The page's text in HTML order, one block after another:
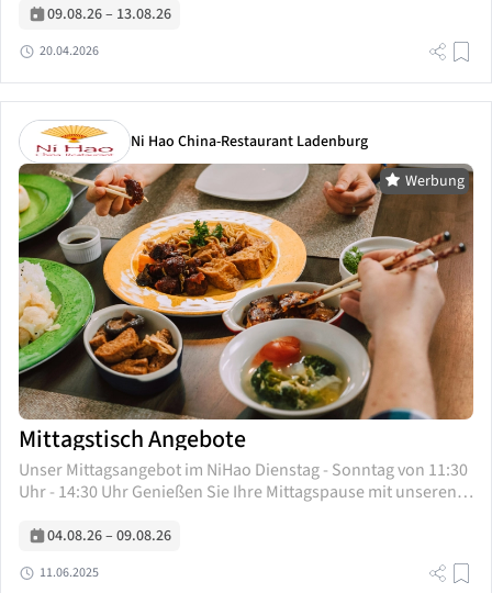
kreieren unsere Bubble Teas mit viel...
09.08.26– 13.08.26
20.04.2026
Ni Hao China-Restaurant Ladenburg
Werbung
Mittagstisch Angebote
Unser Mittagsangebot im NiHao Dienstag - Sonntag von 11:30
Uhr - 14:30 Uhr Genießen Sie Ihre Mittagspause mit unseren
erleben Sie die feine,...
04.08.26– 09.08.26
11.06.2025